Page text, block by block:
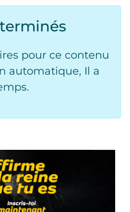
pour ce contenu
automatique, Il a